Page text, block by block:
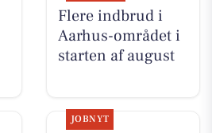
Flere indbrud i
Aarhus-området i
starten af august
JOBNYT